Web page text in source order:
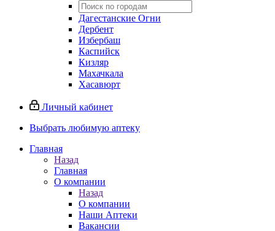
Дагестанские Огни
Дербент
Избербаш
Каспийск
Кизляр
Махачкала
Хасавюрт
Личный кабинет
Выбрать любимую аптеку
Главная
Назад
Главная
О компании
Назад
О компании
Наши Аптеки
Вакансии